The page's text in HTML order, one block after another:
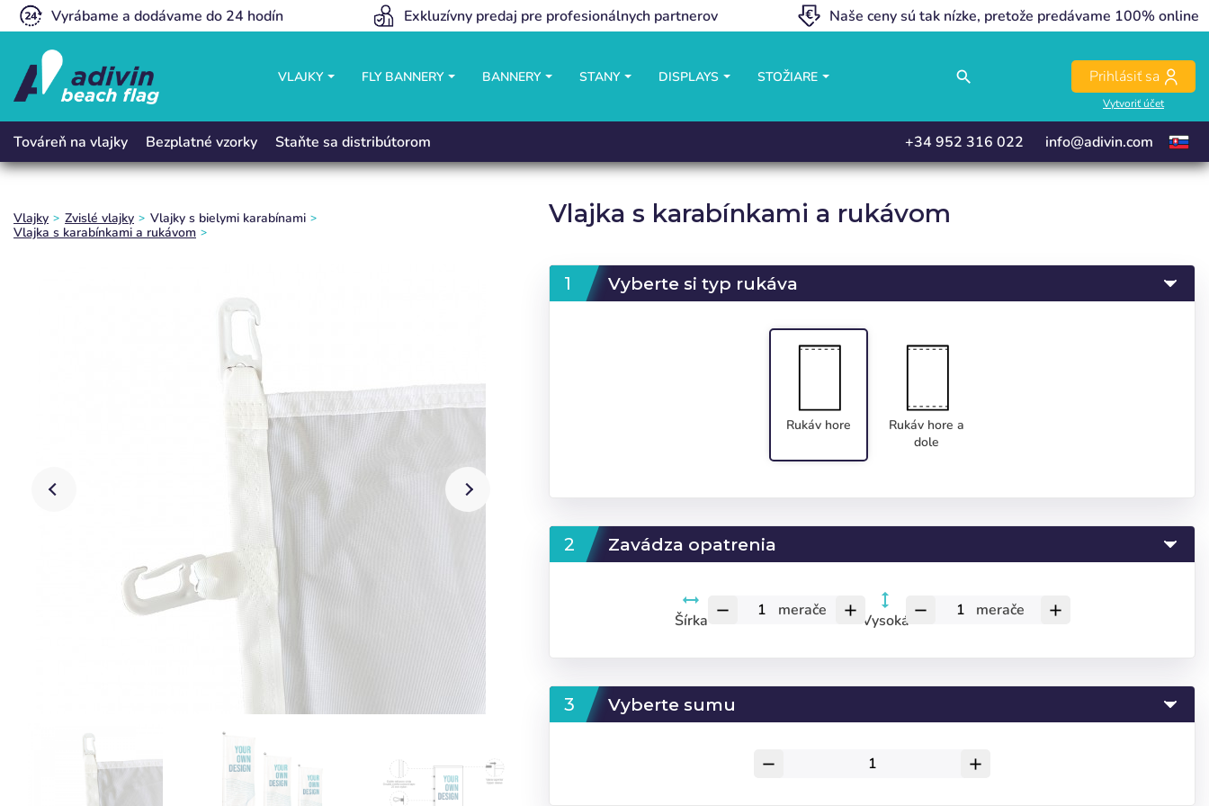
Vyrábame a dodávame do 24 hodín Exkluzívny predaj pre profesionálnych partnerov Naše ceny sú tak nízke, pretože predávame 100% online
VLAJKY FLY BANNERY BANNERY STANY DISPLAYS STOŽIARE search Prihlásiť sa
Vytvoriť účet
close
Továreň na vlajky Bezplatné vzorky Staňte sa distribútorom +34 952 316 022 info@adivin.com
close
Vlajky Zvislé vlajky
Vlajky s bielymi karabínami
Vlajka s karabínkami a rukávom
Vlajka s karabínkami a rukávom
Vyberte si typ rukáva
Rukáv hore
Rukáv hore a
dole
Zavádza opatrenia
Šírka
merače
remove add
Vysoká
merače
remove add
Vyberte sumu
remove add
close